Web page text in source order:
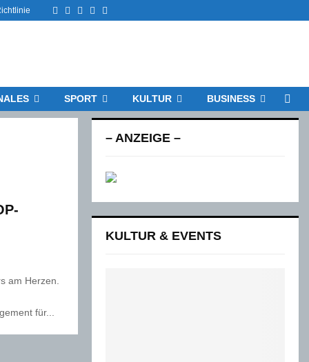
Facebook
TwitterInstagram
Email
SPORT KULTUR BUSINESS
am Herzen.
für...
– ANZEIGE –
KULTUR & EVENTS